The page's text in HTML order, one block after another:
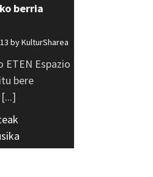
berria
byKulturSharea
ETEN Espazio
bere